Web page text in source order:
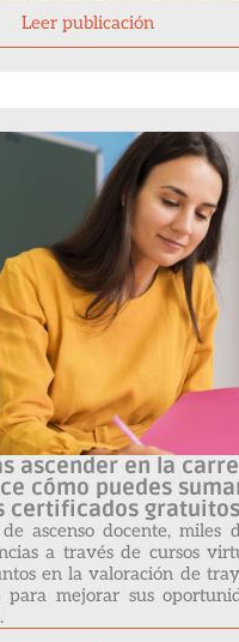
Leer publicación
ascender en la
cómo puedes
certificados gratuitos
ascenso docente, miles
a través de cursos
en la valoración de
para mejorar sus